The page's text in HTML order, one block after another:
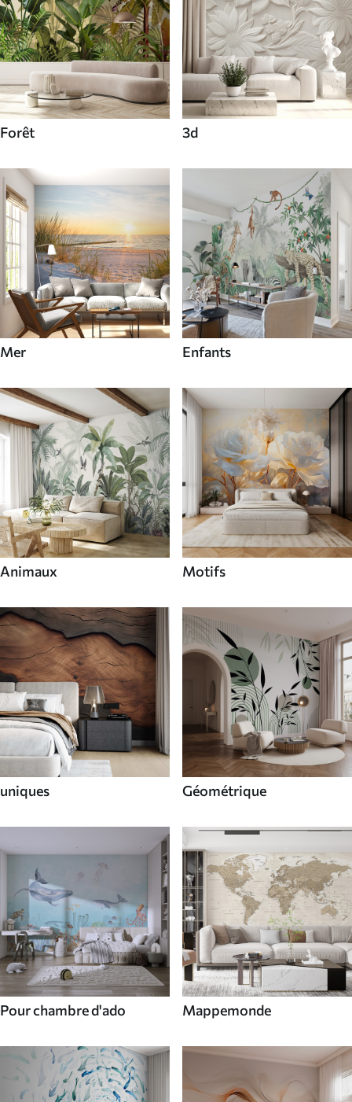
Forêt 3d
Mer Enfants
Animaux Motifs
uniques Géométrique
Pour chambre d'ado Mappemonde